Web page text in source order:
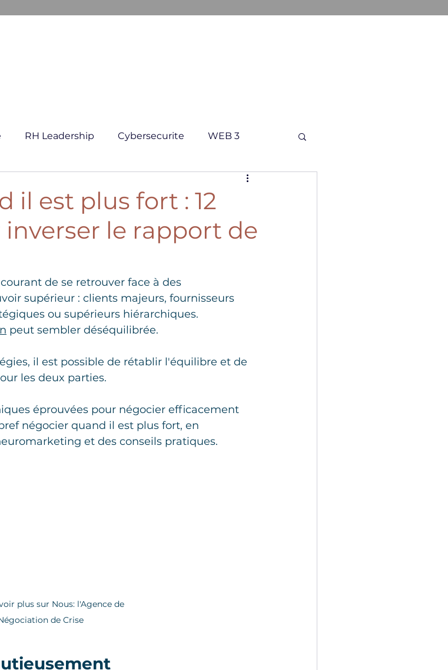
RH Leadership Cybersecurite WEB 3
il est plus fort : 12
le rapport de
de se retrouver face à des
supérieur : clients majeurs, fournisseurs
ou supérieurs hiérarchiques.
peut sembler déséquilibrée.
il est possible de rétablir l'équilibre et de
les deux parties.
éprouvées pour négocier efficacement
négocier quand il est plus fort, en
et des conseils pratiques.
plus sur Nous: l'Agence de
de Crise